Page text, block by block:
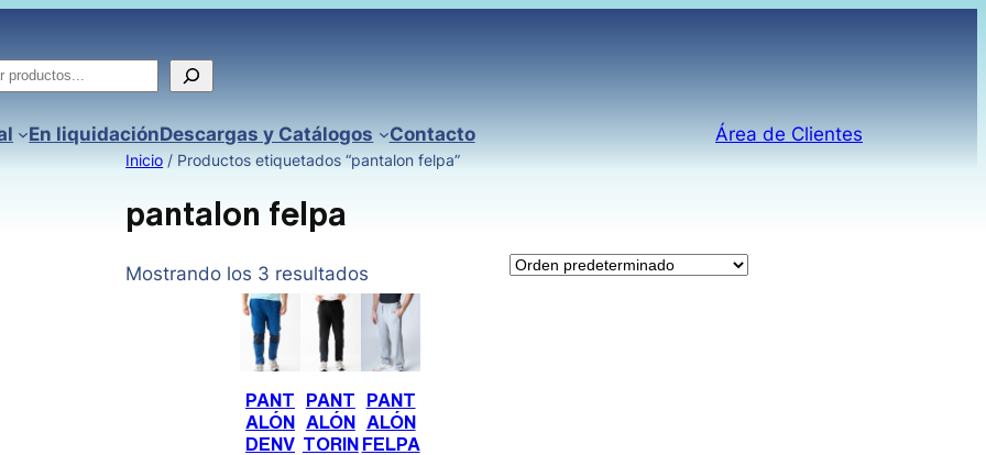
En liquidaciónDescargas y Catálogos Contacto Área de Clientes
Inicio / Productos etiquetados “pantalon felpa”
pantalon felpa
Mostrando los 3 resultados
PANT
ALÓN
DENV
PANT
ALÓN
TORIN
PANT
ALÓN
FELPA